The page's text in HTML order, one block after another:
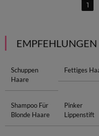
1
EMPFEHLUNGEN
Schuppen
Haare
Fettiges
Shampoo Für
Blonde Haare
Pinker
Lippenstift